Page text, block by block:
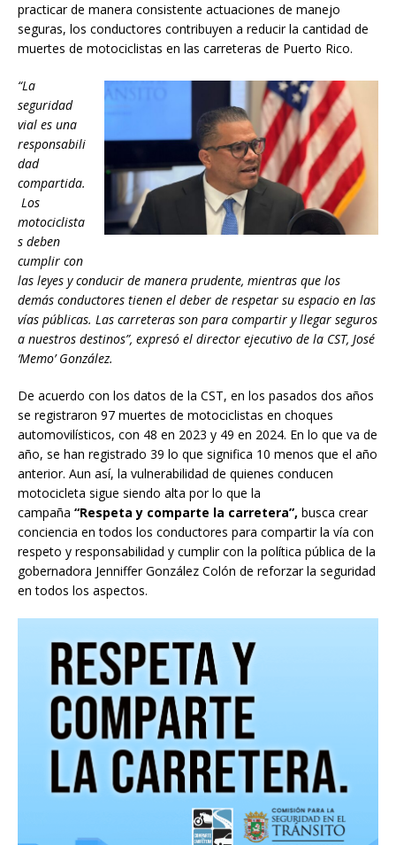
practicar de manera consistente actuaciones de manejo
seguras, los conductores contribuyen a reducir la cantidad de
muertes de motociclistas en las carreteras de Puerto Rico.
“La
seguridad
vial es una
responsabili
dad
compartida.
Los
motociclista
s deben
cumplir con
las leyes y conducir de manera prudente, mientras que los
demás conductores tienen el deber de respetar su espacio en las
vías públicas. Las carreteras son para compartir y llegar seguros
a nuestros destinos”, expresó el director ejecutivo de la CST, José
‘Memo’ González.
De acuerdo con los datos de la CST, en los pasados dos años
se registraron 97 muertes de motociclistas en choques
automovilísticos, con 48 en 2023 y 49 en 2024. En lo que va de
año, se han registrado 39 lo que significa 10 menos que el año
anterior. Aun así, la vulnerabilidad de quienes conducen
motocicleta sigue siendo alta por lo que la
campaña “Respeta y comparte la carretera”, busca crear
conciencia en todos los conductores para compartir la vía con
respeto y responsabilidad y cumplir con la política pública de la
gobernadora Jenniffer González Colón de reforzar la seguridad
en todos los aspectos.